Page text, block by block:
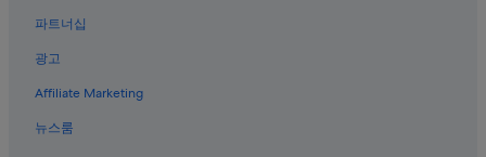
파트너십
광고
Affiliate Marketing
뉴스룸